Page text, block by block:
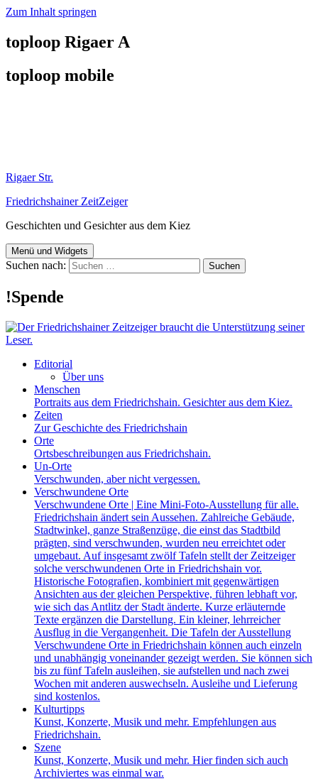
Zum Inhalt springen
toploop Rigaer A
toploop mobile
Rigaer Str.
Friedrichshainer ZeitZeiger
Geschichten und Gesichter aus dem Kiez
Menü und Widgets
Suchen nach:
!Spende
Editorial
Über uns
Menschen
Portraits aus dem Friedrichshain. Gesichter aus dem Kiez.
Zeiten
Zur Geschichte des Friedrichshain
Orte
Ortsbeschreibungen aus Friedrichshain.
Un-Orte
Verschwunden, aber nicht vergessen.
Verschwundene Orte
Verschwundene Orte | Eine Mini-Foto-Ausstellung für alle.
Friedrichshain ändert sein Aussehen. Zahlreiche Gebäude,
Stadtwinkel, ganze Straßenzüge, die einst das Stadtbild
prägten, sind verschwunden, wurden neu erreichtet oder
umgebaut. Auf insgesamt zwölf Tafeln stellt der Zeitzeiger
solche verschwundenen Orte in Friedrichshain vor.
Historische Fotografien, kombiniert mit gegenwärtigen
Ansichten aus der gleichen Perspektive, führen lebhaft vor,
wie sich das Antlitz der Stadt änderte. Kurze erläuternde
Texte ergänzen die Darstellung. Ein kleiner, lehrreicher
Ausflug in die Vergangenheit. Die Tafeln der Ausstellung
Verschwundene Orte in Friedrichshain können auch einzeln
und unabhängig voneinander gezeigt werden. Sie können sich
bis zu fünf Tafeln ausleihen, sie aufstellen und nach zwei
Wochen mit anderen auswechseln. Ausleihe und Lieferung
sind kostenlos.
Kulturtipps
Kunst, Konzerte, Musik und mehr. Empfehlungen aus
Friedrichshain.
Szene
Kunst, Konzerte, Musik und mehr. Hier finden sich auch
Archiviertes was einmal war.